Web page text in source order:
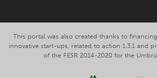
This portal was also created thanks to
innovative start-ups, related to action 1.3.1 and
of the FESR 2014-2020 for the